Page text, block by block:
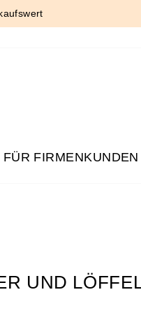
FÜR FIRMENKUNDEN
UND